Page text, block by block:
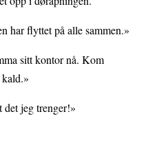
har flyttet på alle sammen.»
sitt kontor nå. Kom
jeg trenger!»